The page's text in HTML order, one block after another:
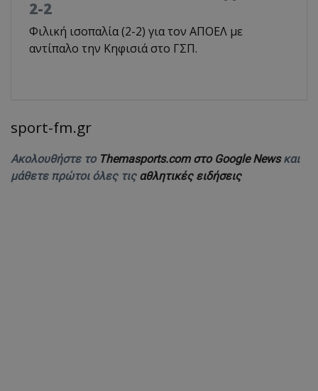
2-2
Φιλική ισοπαλία (2-2) για τον ΑΠΟΕΛ με
αντίπαλο την Κηφισιά στο ΓΣΠ.
sport-fm.gr
Ακολουθήστε το Themasports.com στο Google Newsκαι
μάθετε πρώτοι όλες τις αθλητικές ειδήσεις